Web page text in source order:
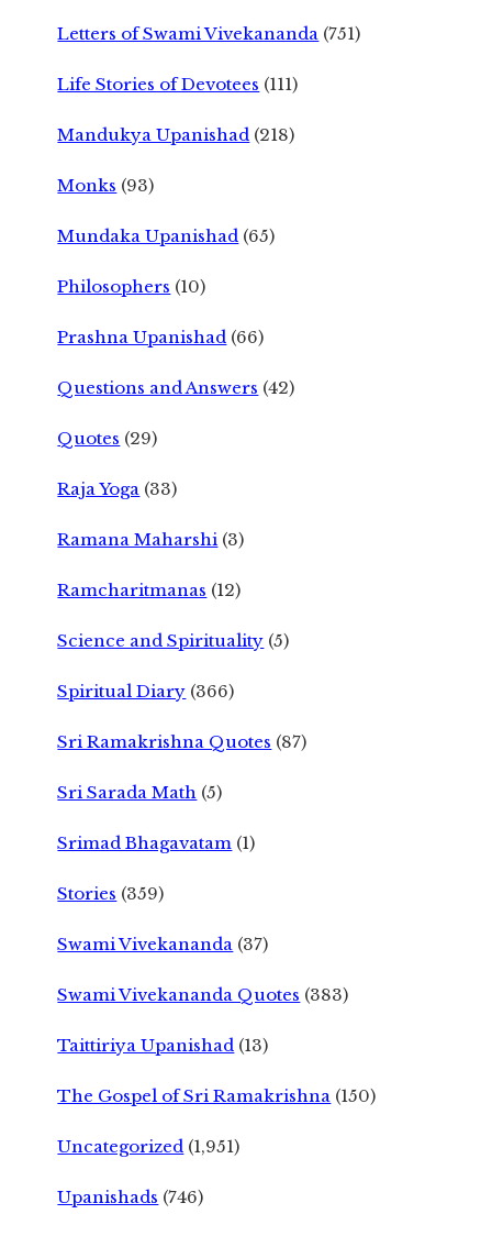
Letters of Swami Vivekananda (751)
Life Stories of Devotees (111)
Mandukya Upanishad (218)
Monks (93)
Mundaka Upanishad (65)
Philosophers (10)
Prashna Upanishad (66)
Questions and Answers (42)
Quotes (29)
Raja Yoga (33)
Ramana Maharshi (3)
Ramcharitmanas (12)
Science and Spirituality (5)
Spiritual Diary (366)
Sri Ramakrishna Quotes (87)
Sri Sarada Math (5)
Srimad Bhagavatam (1)
Stories (359)
Swami Vivekananda (37)
Swami Vivekananda Quotes (383)
Taittiriya Upanishad (13)
The Gospel of Sri Ramakrishna (150)
Uncategorized (1,951)
Upanishads (746)